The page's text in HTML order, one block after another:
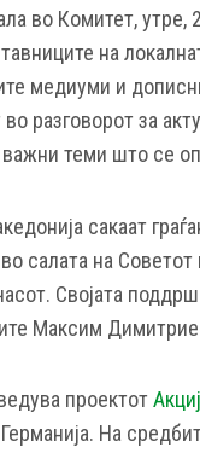
во Комитет, утре,
на
медиуми и
разговорот за
теми што се
сакаат
салата на
Својата
Максим
проектот
На